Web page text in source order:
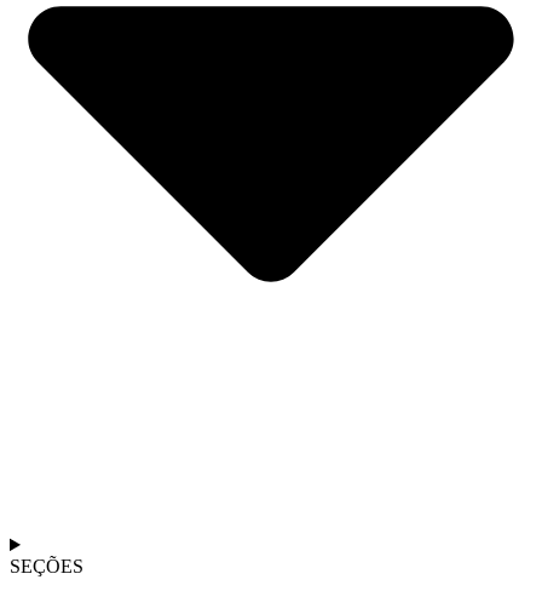
SEÇÕES